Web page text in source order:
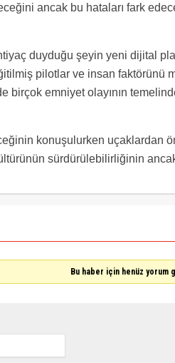
ancak bu hataları fark
duyduğu şeyin yeni dijital
pilotlar ve insan faktörünü
birçok emniyet olayının
konuşulurken uçaklardan
sürdürülebilirliğinin
Bu haber için henüz yorum